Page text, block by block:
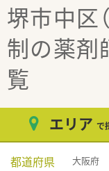
堺市中区
制の薬剤
覧
エリア で
都道府県 大阪府